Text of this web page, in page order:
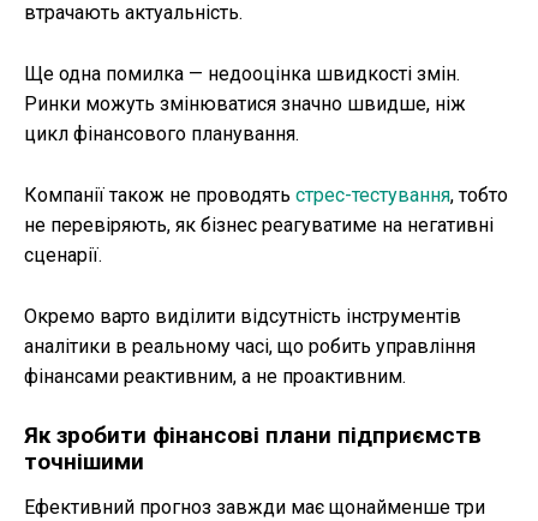
втрачають актуальність.
Ще одна помилка — недооцінка швидкості змін.
Ринки можуть змінюватися значно швидше, ніж
цикл фінансового планування.
Компанії також не проводять стрес-тестування, тобто
не перевіряють, як бізнес реагуватиме на негативні
сценарії.
Окремо варто виділити відсутність інструментів
аналітики в реальному часі, що робить управління
фінансами реактивним, а не проактивним.
Як зробити фінансові плани підприємств
точнішими
Ефективний прогноз завжди має щонайменше три